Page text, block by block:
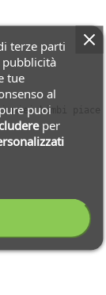
miei bimbi piace
terze parti
tue
al
puoi
per